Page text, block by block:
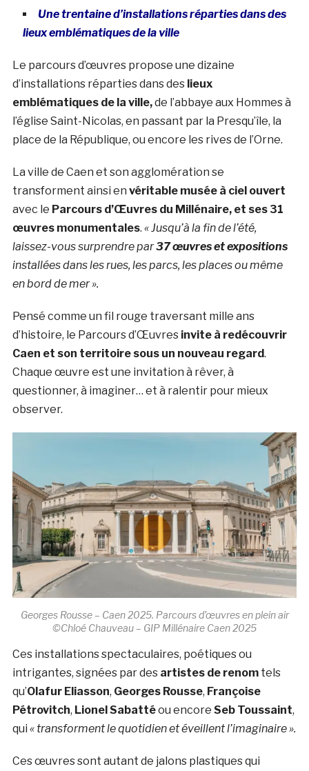
Une trentaine d’installations réparties dans des
lieux emblématiques de la ville
Le parcours d’œuvres propose une dizaine
d’installations réparties dans des lieux
emblématiques de la ville,de l’abbaye aux Hommes à
l’église Saint-Nicolas, en passant par la Presqu’île, la
place de la République, ou encore les rives de l’Orne.
La ville de Caen et son agglomération se
transforment ainsi en véritable musée à ciel ouvert
avec le Parcours d’Œuvres du Millénaire, et ses 31
œuvres monumentales. « Jusqu’à la fin de l’été,
laissez-vous surprendre par37 œuvres et expositions
installées dans les rues, les parcs, les places ou même
en bord de mer ».
Pensé comme un fil rouge traversant mille ans
d’histoire, le Parcours d’Œuvres invite à redécouvrir
Caen et son territoire sous un nouveau regard.
Chaque œuvre est une invitation à rêver, à
questionner, à imaginer… et à ralentir pour mieux
observer.
Georges Rousse – Caen 2025. Parcours d’œuvres en plein air
©Chloé Chauveau – GIP Millénaire Caen 2025
Ces installations spectaculaires, poétiques ou
intrigantes, signées par des artistes de renomtels
qu’Olafur Eliasson, Georges Rousse, Françoise
Pétrovitch, Lionel Sabattéou encore Seb Toussaint,
qui « transforment le quotidien et éveillent l’imaginaire ».
Ces œuvres sont autant de jalons plastiques qui